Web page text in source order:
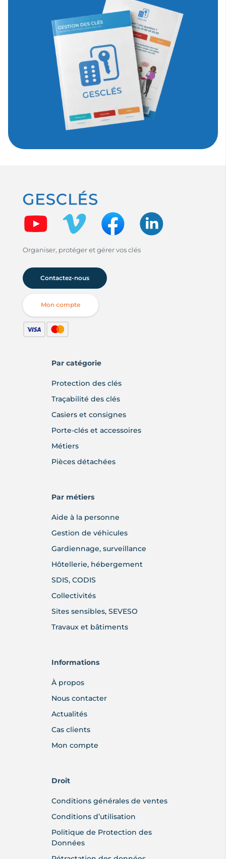
Organiser, protéger et gérer vos clés
Contactez-nous
Mon compte
Par catégorie
Protection des clés
Traçabilité des clés
Casiers et consignes
Porte-clés et accessoires
Métiers
Pièces détachées
Par métiers
Aide à la personne
Gestion de véhicules
Gardiennage, surveillance
Hôtellerie, hébergement
SDIS, CODIS
Collectivités
Sites sensibles, SEVESO
Travaux et bâtiments
Informations
À propos
Nous contacter
Actualités
Cas clients
Mon compte
Droit
Conditions générales de ventes
Conditions d’utilisation
Politique de Protection des
Données